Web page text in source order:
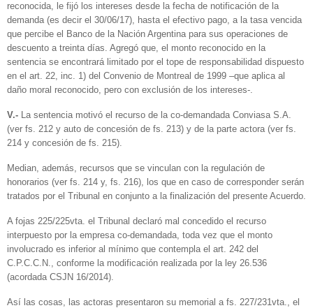
reconocida, le fijó los intereses desde la fecha de notificación de la
demanda (es decir el 30/06/17), hasta el efectivo pago, a la tasa vencida
que percibe el Banco de la Nación Argentina para sus operaciones de
descuento a treinta días. Agregó que, el monto reconocido en la
sentencia se encontrará limitado por el tope de responsabilidad dispuesto
en el art. 22, inc. 1) del Convenio de Montreal de 1999 –que aplica al
daño moral reconocido, pero con exclusión de los intereses-.
V.- La sentencia motivó el recurso de la co-demandada Conviasa S.A.
(ver fs. 212 y auto de concesión de fs. 213) y de la parte actora (ver fs.
214 y concesión de fs. 215).
Median, además, recursos que se vinculan con la regulación de
honorarios (ver fs. 214 y, fs. 216), los que en caso de corresponder serán
tratados por el Tribunal en conjunto a la finalización del presente Acuerdo.
A fojas 225/225vta. el Tribunal declaró mal concedido el recurso
interpuesto por la empresa co-demandada, toda vez que el monto
involucrado es inferior al mínimo que contempla el art. 242 del
C.P.C.C.N., conforme la modificación realizada por la ley 26.536
(acordada CSJN 16/2014).
Así las cosas, las actoras presentaron su memorial a fs. 227/231vta., el